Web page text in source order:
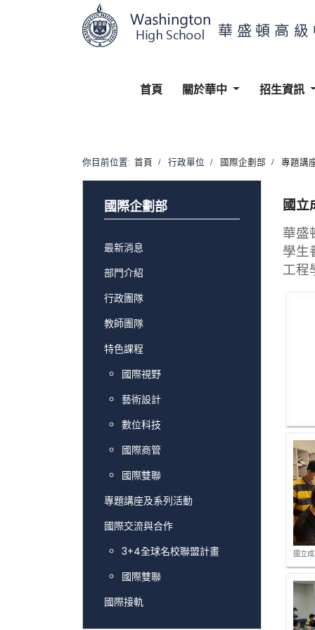
首頁 關於華中 招生資訊
你目前位置: 首頁 行政單位 國際企劃部 專題講
國立
華盛
學生
工程
國立
國際企劃部
最新消息
部門介紹
行政團隊
教師團隊
特色課程
國際視野
藝術設計
數位科技
國際商管
國際雙聯
專題講座及系列活動
國際交流與合作
3+4全球名校聯盟計畫
國際雙聯
國際接軌